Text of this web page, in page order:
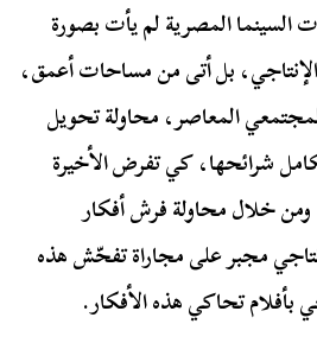
السينما المصرية لم يأت بصورة
بل أتى من مساحات أعمق،
المعاصر، محاولة تحويل
شرائحها، كي تفرض الأخيرة
ومن خلال محاولة فرش أفكار
مجبر على مجاراة تفحّش هذه
بأفلام تحاكي هذه الأفكار.